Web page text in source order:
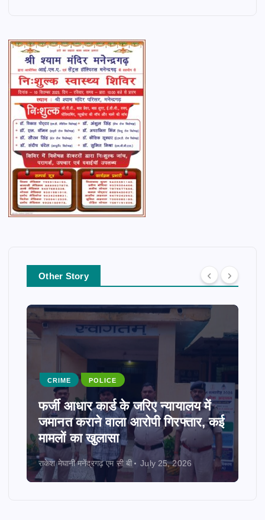
Other Story
CRIME POLICE
फर्जी आधार कार्ड के जरिए न्यायालय में
जमानत कराने वाला आरोपी गिरफ्तार, कई
मामलों का खुलासा
राकेश मेघानी मनेंद्रगढ़ एम सी बी July 25, 2026